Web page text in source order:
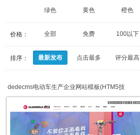
绿色 黄色 橙色
价格： 全部 免费 100以下
排序： 最新发布 点击最多 评分最高
dedecms电动车生产企业网站模板(HTM5技
术,130MB数据)